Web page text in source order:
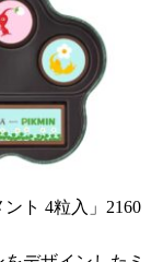
ト 4粒入」2160